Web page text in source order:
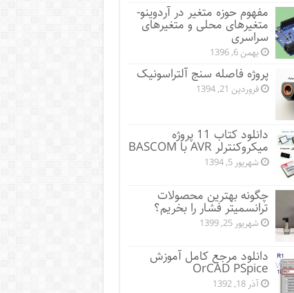
مفهوم حوزه متغیر در آردوینو-
متغیرهای محلی و متغیرهای
سراسری
بهمن 6, 1396
پروژه فاصله سنج آلتراسونیک
فروردین 21, 1394
دانلود کتاب 11 پروژه
میکروکنترلر AVR با BASCOM
شهریور 5, 1394
چگونه بهترین محصولات
ترانسمیتر فشار را بخریم؟
شهریور 25, 1399
دانلود مرجع کامل آموزش
OrCAD PSpice
آذر 18, 1392